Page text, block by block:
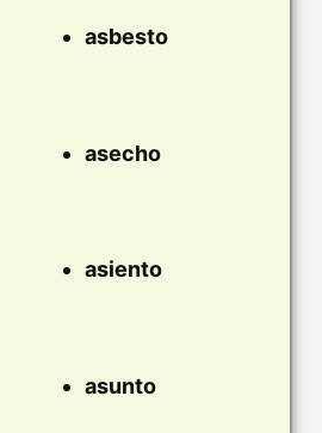
asbesto
asecho
asiento
asunto